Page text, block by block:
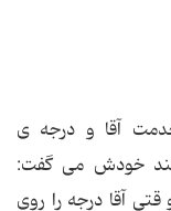
آقا و درجه ی
خودش می گفت:
آقا درجه را روی